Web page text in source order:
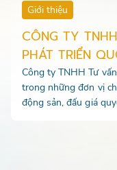
Giới thiệu
CÔNG TY
PHÁT TRIỂN
Công ty TNHH Tư
trong những đơn vị
động sản, đấu giá